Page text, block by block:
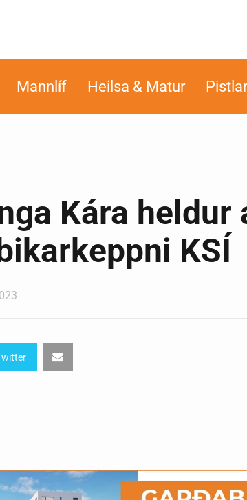
Mannlíf Heilsa & Matur Pistlar
Kára heldur
KSÍ